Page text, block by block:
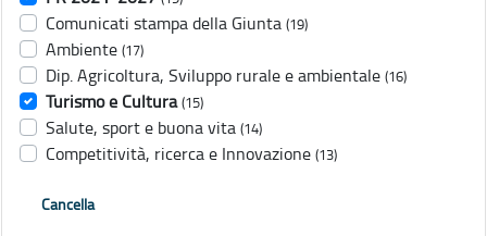
Comunicati stampa della Giunta (19)
Ambiente (17)
Dip. Agricoltura, Sviluppo rurale e ambientale (16)
Turismo e Cultura (15)
Salute, sport e buona vita (14)
Competitività, ricerca e Innovazione (13)
Cancella